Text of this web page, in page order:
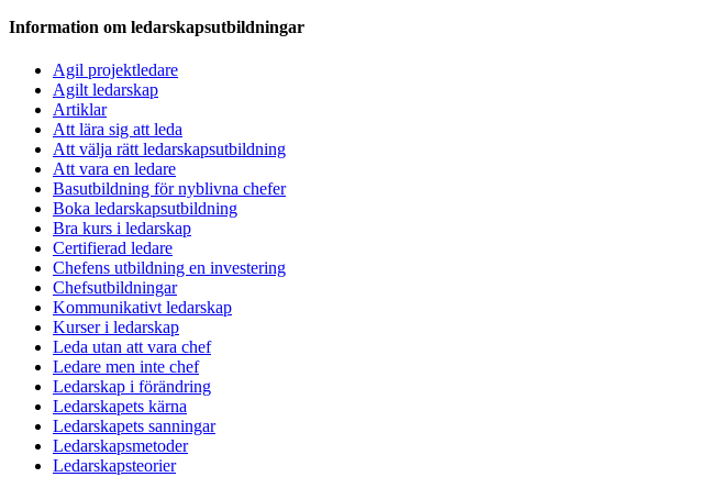
Information om ledarskapsutbildningar
Agil projektledare
Agilt ledarskap
Artiklar
Att lära sig att leda
Att välja rätt ledarskapsutbildning
Att vara en ledare
Basutbildning för nyblivna chefer
Boka ledarskapsutbildning
Bra kurs i ledarskap
Certifierad ledare
Chefens utbildning en investering
Chefsutbildningar
Kommunikativt ledarskap
Kurser i ledarskap
Leda utan att vara chef
Ledare men inte chef
Ledarskap i förändring
Ledarskapets kärna
Ledarskapets sanningar
Ledarskapsmetoder
Ledarskapsteorier